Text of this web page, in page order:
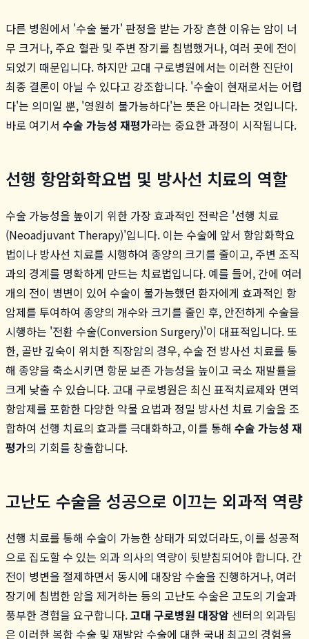
다른 병원에서 '수술 불가' 판정을 받는 가장 흔한 이유는 암이 너
무 크거나, 주요 혈관 및 주변 장기를 침범했거나, 여러 곳에 전이
되었기 때문입니다. 하지만 고대 구로병원에서는 이러한 진단이
최종 결론이 아닐 수 있다고 강조합니다. '수술이 현재로서는 어렵
다'는 의미일 뿐, '영원히 불가능하다'는 뜻은 아니라는 것입니다.
바로 여기서 수술 가능성 재평가라는 중요한 과정이 시작됩니다.
선행 항암화학요법 및 방사선 치료의 역할
수술 가능성을 높이기 위한 가장 효과적인 전략은 '선행 치료
(Neoadjuvant Therapy)'입니다. 이는 수술에 앞서 항암화학요
법이나 방사선 치료를 시행하여 종양의 크기를 줄이고, 주변 조직
과의 경계를 명확하게 만드는 치료법입니다. 예를 들어, 간에 여러
개의 전이 병변이 있어 수술이 불가능했던 환자에게 효과적인 항
암제를 투여하여 종양의 개수와 크기를 줄인 후, 안전하게 수술을
시행하는 '전환 수술(Conversion Surgery)'이 대표적입니다. 또
한, 골반 깊숙이 위치한 직장암의 경우, 수술 전 방사선 치료를 통
해 종양을 축소시키면 항문 보존 가능성을 높이고 국소 재발률을
크게 낮출 수 있습니다. 고대 구로병원은 최신 표적치료제와 면역
항암제를 포함한 다양한 약물 요법과 정밀 방사선 치료 기술을 조
합하여 선행 치료의 효과를 극대화하고, 이를 통해 수술 가능성 재
평가의 기회를 창출합니다.
고난도 수술을 성공으로 이끄는 외과적 역량
선행 치료를 통해 수술이 가능한 상태가 되었더라도, 이를 성공적
으로 집도할 수 있는 외과 의사의 역량이 뒷받침되어야 합니다. 간
전이 병변을 절제하면서 동시에 대장암 수술을 진행하거나, 여러
장기에 침범한 암을 제거하는 등의 고난도 수술은 고도의 기술과
풍부한 경험을 요구합니다.고대 구로병원 대장암 센터의 외과팀
은 이러한 복합 수술 및 재발암 수술에 대한 국내 최고의 경험을